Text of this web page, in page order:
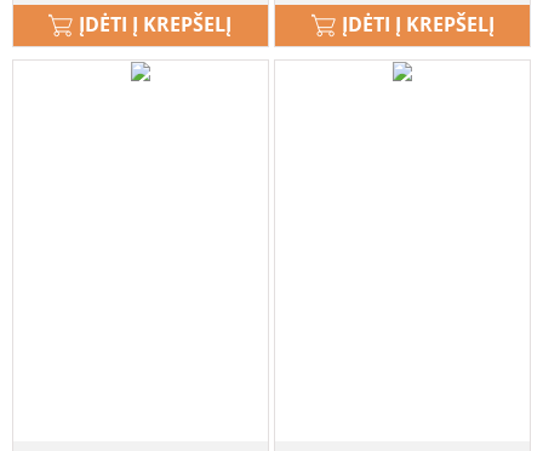
ĮDĖTI Į KREPŠELĮ ĮDĖTI Į KREPŠELĮ